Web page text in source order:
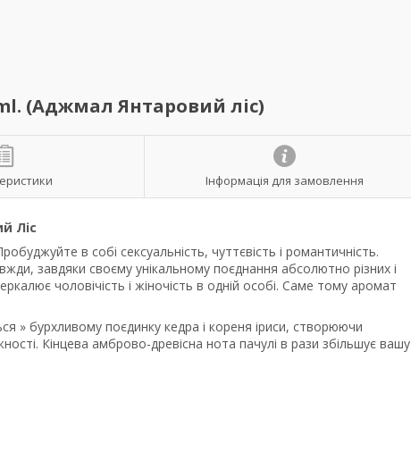
(Аджмал Янтаровий ліс)
Інформація для замовлення
Ліс
в собі сексуальність, чуттєвість і романтичність.
завдяки своєму унікальному поєднання абсолютно різних і
чоловічість і жіночість в одній особі. Саме тому аромат
» бурхливому поєдинку кедра і кореня іриси, створюючи
Кінцева амброво-древісна нота пачулі в рази збільшує вашу